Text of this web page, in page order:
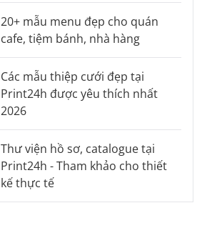
20+ mẫu menu đẹp cho quán
cafe, tiệm bánh, nhà hàng
Các mẫu thiệp cưới đẹp tại
Print24h được yêu thích nhất
2026
Thư viện hồ sơ, catalogue tại
Print24h - Tham khảo cho thiết
kế thực tế